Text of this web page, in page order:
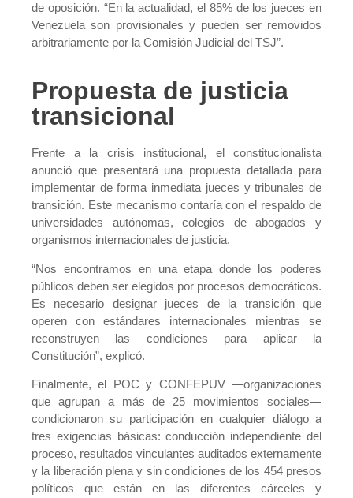
de oposición. “En la actualidad, el 85% de los jueces en
Venezuela son provisionales y pueden ser removidos
arbitrariamente por la Comisión Judicial del TSJ”.
Propuesta de justicia
transicional
Frente a la crisis institucional, el constitucionalista
anunció que presentará una propuesta detallada para
implementar de forma inmediata jueces y tribunales de
transición. Este mecanismo contaría con el respaldo de
universidades autónomas, colegios de abogados y
organismos internacionales de justicia.
“Nos encontramos en una etapa donde los poderes
públicos deben ser elegidos por procesos democráticos.
Es necesario designar jueces de la transición que
operen con estándares internacionales mientras se
reconstruyen las condiciones para aplicar la
Constitución”, explicó.
Finalmente, el POC y CONFEPUV —organizaciones
que agrupan a más de 25 movimientos sociales—
condicionaron su participación en cualquier diálogo a
tres exigencias básicas: conducción independiente del
proceso, resultados vinculantes auditados externamente
y la liberación plena y sin condiciones de los 454 presos
políticos que están en las diferentes cárceles y